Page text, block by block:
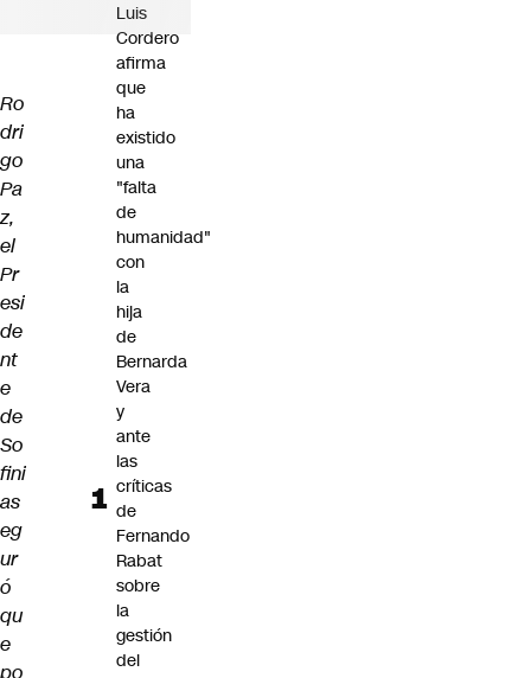
Ro
dri
go
Pa
z,
el
Pr
esi
de
nt
e
de
So
fini
as
eg
ur
ó
qu
e
po
Luis
Cordero
afirma
que
ha
existido
una
"falta
de
humanidad"
con
la
hija
de
Bernarda
Vera
y
ante
las
críticas
de
Fernando
Rabat
sobre
la
gestión
del